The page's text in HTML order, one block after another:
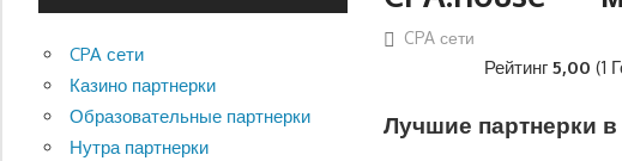
CPA сети
Рейтинг5,00 (1
Лучшие партнерки
CPA сети
Казино партнерки
Образовательные партнерки
Нутра партнерки